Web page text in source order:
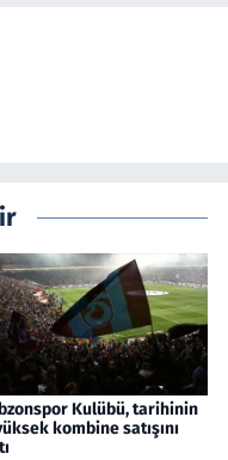
Kulübü, tarihinin
kombine satışını